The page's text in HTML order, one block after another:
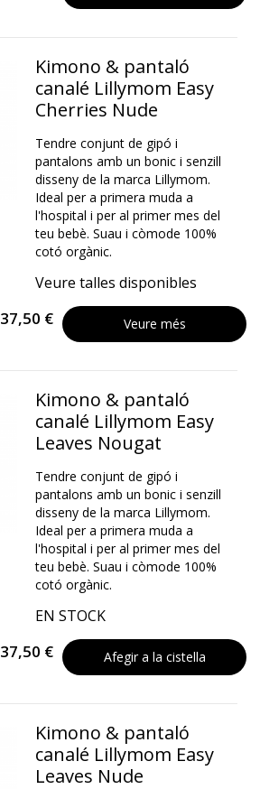
Kimono & pantaló
canalé Lillymom Easy
Cherries Nude
Tendre conjunt de gipó i
pantalons amb un bonic i senzill
disseny de la marca Lillymom.
Ideal per a primera muda a
l'hospital i per al primer mes del
teu bebè. Suau i còmode 100%
cotó orgànic.
Veure talles disponibles
37,50 € Veure més
Kimono & pantaló
canalé Lillymom Easy
Leaves Nougat
Tendre conjunt de gipó i
pantalons amb un bonic i senzill
disseny de la marca Lillymom.
Ideal per a primera muda a
l'hospital i per al primer mes del
teu bebè. Suau i còmode 100%
cotó orgànic.
EN STOCK
37,50 € Afegir a la cistella
Kimono & pantaló
canalé Lillymom Easy
Leaves Nude